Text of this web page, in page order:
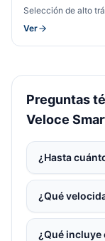
Selección de alto
Ver
Preguntas
Veloce
¿Hasta
¿Qué
¿Qué incluye